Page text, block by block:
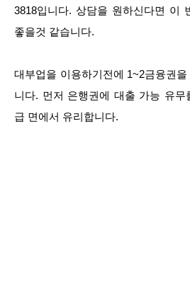
3818입니다. 상담을 원하신다면 이
좋을것 같습니다.
대부업을 이용하기전에 1~2금융권
니다. 먼저 은행권에 대출 가능 유무
급 면에서 유리합니다.